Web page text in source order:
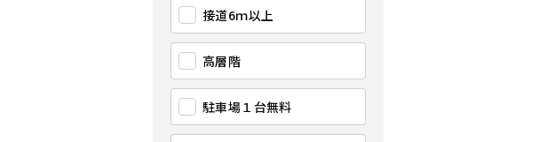
接道6ｍ以上
高層階
駐車場１台無料